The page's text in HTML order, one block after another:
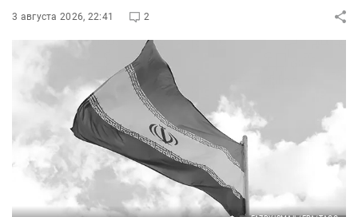
3 августа 2026, 22:41 2